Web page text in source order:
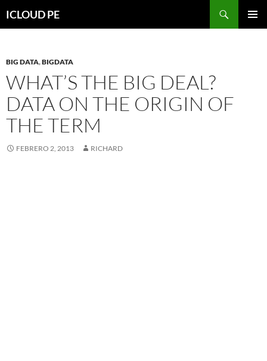
hacia
ICLOUD PE
BIG DATA,BIGDATA
WHAT’S THE BIG DEAL?
DATA ON THE ORIGIN OF
THE TERM
FEBRERO 2, 2013 RICHARD